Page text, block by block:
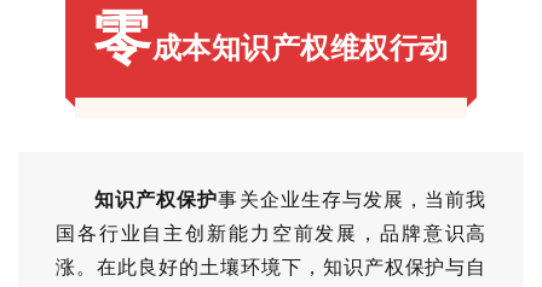
零成本知识产权维权行动
知识产权保护事关企业生存与发展，当前我
国各行业自主创新能力空前发展，品牌意识高
涨。在此良好的土壤环境下，知识产权保护与自